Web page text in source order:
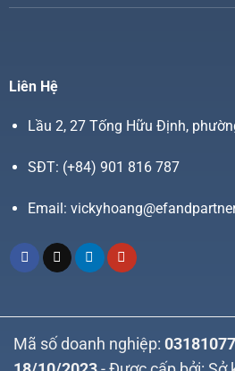
Liên Hệ
Lầu 2, 27 Tống Hữu Định,
SĐT: (+84) 901 816 787
Email:
Mã số doanh nghiệp: